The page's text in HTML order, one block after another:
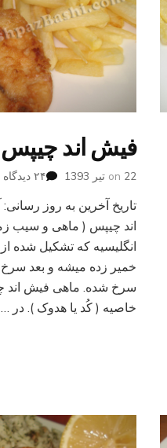
فیش اند چیپس
on 22 تیر 1393 ۲۴ دیدگاه
اند چیپس ( ماهی و سیب
انگلیسیه که تشکیل شده
خمیر زده میشه و بعد
سرخ شده. ماهی فیش اند
خاصیه ( کُد یا هدوک ). در …